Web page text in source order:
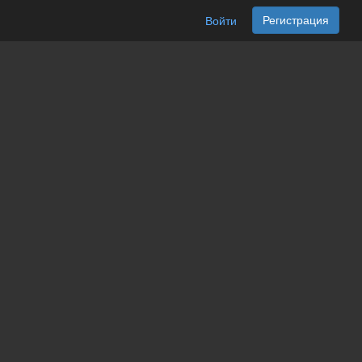
Войти Регистрация